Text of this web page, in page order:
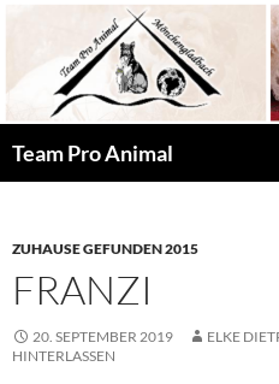
springen
Team Pro Animal
ZUHAUSE GEFUNDEN 2015
FRANZI
20. SEPTEMBER 2019 ELKE
HINTERLASSEN